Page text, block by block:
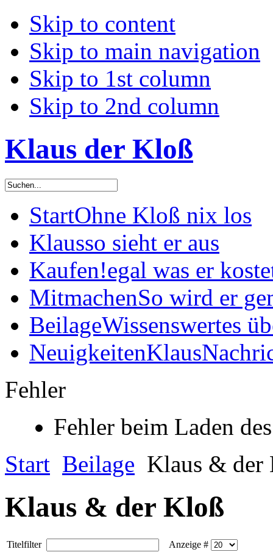
Skip to content
Skip to main navigation
Skip to 1st column
Skip to 2nd column
Klaus der Kloß
StartOhne Kloß nix los
Klausso sieht er aus
Kaufen!egal was er
MitmachenSo wird er
BeilageWissenswertes
Neuigkeiten
Fehler
Fehler beim Laden
Start Beilage Klaus & der
Klaus & der Kloß
Titelfilter
Anzeige #